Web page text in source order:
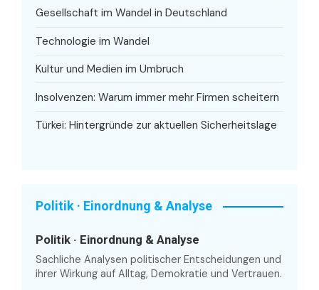
Gesellschaft im Wandel in Deutschland
Technologie im Wandel
Kultur und Medien im Umbruch
Insolvenzen: Warum immer mehr Firmen scheitern
Türkei: Hintergründe zur aktuellen Sicherheitslage
Politik · Einordnung & Analyse
Politik · Einordnung & Analyse
Sachliche Analysen politischer Entscheidungen und
ihrer Wirkung auf Alltag, Demokratie und Vertrauen.